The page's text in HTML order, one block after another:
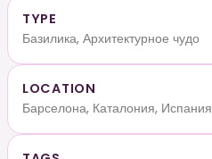
TYPE
Базилика, Архитектурное чудо
LOCATION
Барселона, Каталония, Испания